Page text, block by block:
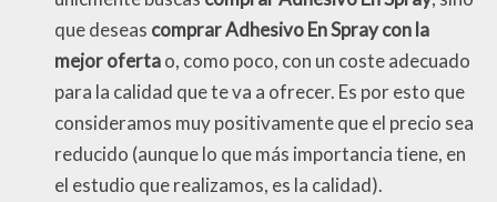
que deseas comprar Adhesivo En Spray con la
mejor ofertao, como poco, con un coste adecuado
para la calidad que te va a ofrecer. Es por esto que
consideramos muy positivamente que el precio sea
reducido (aunque lo que más importancia tiene, en
el estudio que realizamos, es la calidad).